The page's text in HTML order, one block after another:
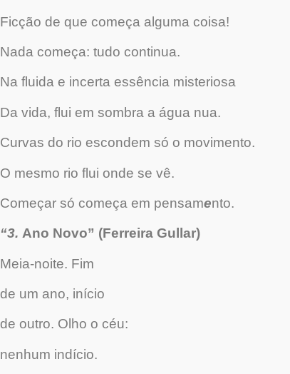
Ficção de que começa alguma coisa!
Nada começa: tudo continua.
Na fluida e incerta essência misteriosa
Da vida, flui em sombra a água nua.
Curvas do rio escondem só o movimento.
O mesmo rio flui onde se vê.
Começar só começa em pensamento.
“3. Ano Novo” (Ferreira Gullar)
Meia-noite. Fim
de um ano, início
de outro. Olho o céu:
nenhum indício.